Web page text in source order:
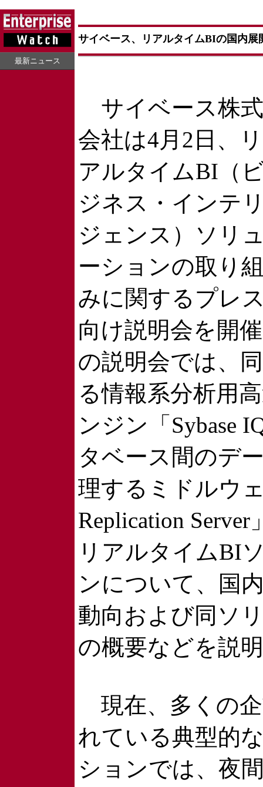
最新ニュース
サイベース、リアルタイムBIの国内展
サイベース株式
会社は4月2日、リ
アルタイムBI（
ジネス・インテ
ジェンス）ソリ
ーションの取り
みに関するプレ
向け説明会を開
の説明会では、
る情報系分析用
ンジン「Sybase
タベース間のデ
理するミドルウ
Replication
リアルタイムBI
ンについて、国
動向および同ソ
の概要などを説
現在、多くの
れている典型的
ションでは、夜